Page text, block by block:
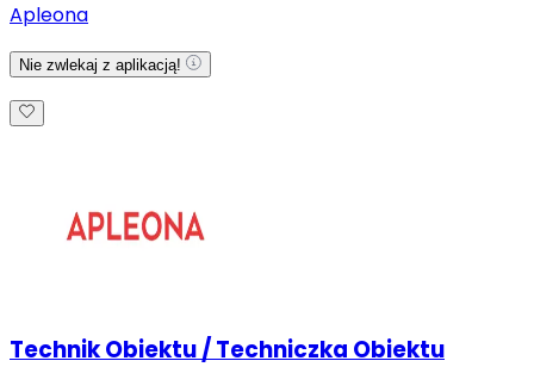
Apleona
Nie zwlekaj z aplikacją!
Technik Obiektu / Techniczka Obiektu